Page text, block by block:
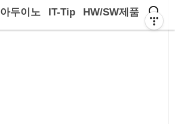
아두이노 IT-Tip HW/SW제품